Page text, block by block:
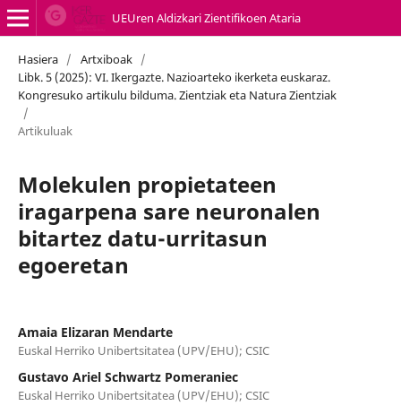
UEUren Aldizkari Zientifikoen Ataria
Hasiera / Artxiboak /
Libk. 5 (2025): VI. Ikergazte. Nazioarteko ikerketa euskaraz.
Kongresuko artikulu bilduma. Zientziak eta Natura Zientziak
/
Artikuluak
Molekulen propietateen
iragarpena sare neuronalen
bitartez datu-urritasun
egoeretan
Amaia Elizaran Mendarte
Euskal Herriko Unibertsitatea (UPV/EHU); CSIC
Gustavo Ariel Schwartz Pomeraniec
Euskal Herriko Unibertsitatea (UPV/EHU); CSIC